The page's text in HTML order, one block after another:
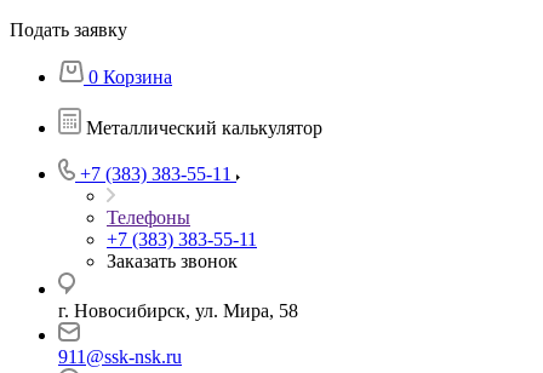
Подать заявку
0 Корзина
Металлический калькулятор
+7 (383) 383-55-11
Телефоны
+7 (383) 383-55-11
Заказать звонок
г. Новосибирск, ул. Мира, 58
911@ssk-nsk.ru